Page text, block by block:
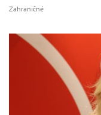
Zahraničné